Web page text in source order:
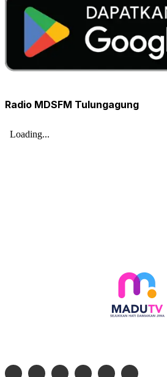
Radio MDSFM Tulungagung